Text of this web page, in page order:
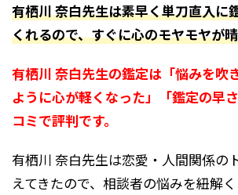
有栖川 奈白先生は素早く単刀直入に
くれるので、すぐに心のモヤモヤが
有栖川 奈白先生の鑑定は「悩みを吹
ように心が軽くなった」「鑑定の早
コミで評判です。
有栖川 奈白先生は恋愛・人間関係の
えてきたので、相談者の悩みを紐解